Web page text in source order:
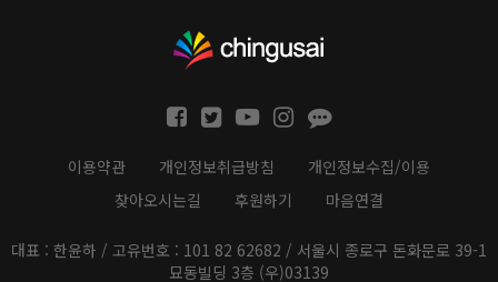
이용약관 개인정보취급방침
개인정보수집/이용
찾아오시는길
후원하기 마음연결
대표 : 한윤하 / 고유번호 : 101 82 62682 / 서울시 종로구 돈화문로 39-1
묘동빌딩 3층 (우)03139